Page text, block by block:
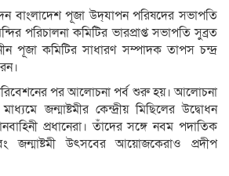
বাংলাদেশ পূজা উদ্‌যাপন পরিষদের সভাপতি
পরিচালনা কমিটির ভারপ্রাপ্ত সভাপতি সুব্রত
পূজা কমিটির সাধারণ সম্পাদক তাপস চন্দ্র
পরিবেশনের পর আলোচনা পর্ব শুরু হয়। আলোচনা
জন্মাষ্টমীর কেন্দ্রীয় মিছিলের উদ্বোধন
প্রধানেরা। তাঁদের সঙ্গে নবম পদাতিক
জন্মাষ্টমী উৎসবের আয়োজকেরাও প্রদীপ